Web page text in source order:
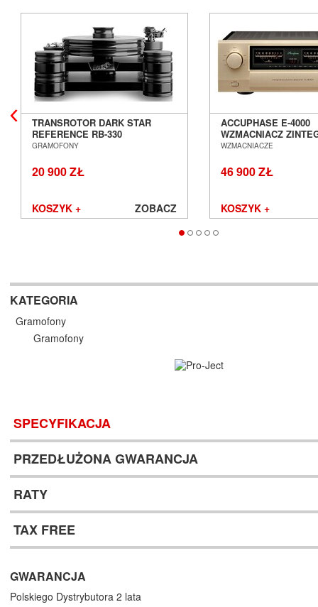
TRANSROTOR DARK STAR
REFERENCE RB-330
GRAMOFON ANALOGOWY
GRAMOFONY
20 900 ZŁ
KOSZYK + ZOBACZ
ACCUPHASE E-4000
WZMACNIACZ
SALON POZNAŃ
WZMACNIACZE
46 900 ZŁ
KOSZYK +
KATEGORIA
Gramofony
Gramofony
SPECYFIKACJA
PRZEDŁUŻONA GWARANCJA
RATY
TAX FREE
GWARANCJA
Polskiego Dystrybutora 2 lata